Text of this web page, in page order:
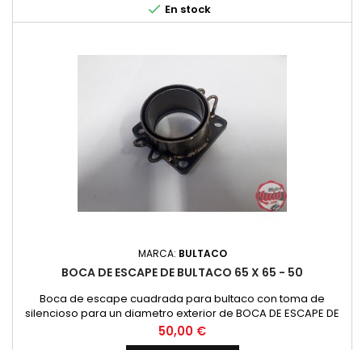
 En stock
MARCA: BULTACO
BOCA DE ESCAPE DE BULTACO 65 X 65 - 50
Boca de escape cuadrada para bultaco con toma de
silencioso para un diametro exterior de BOCA DE ESCAPE DE
50 mm. Con distancia entre agujeros de 52/52.
Precio
50,00 €